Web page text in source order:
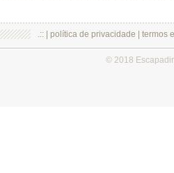
.:: | política de privacidade termos
© 2018